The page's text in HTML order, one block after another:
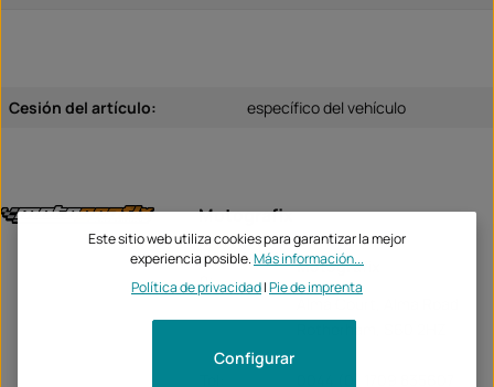
Cesión del artículo: específico del vehículo
Motografix
Unternehme
n:
Motografix
Rotherham, S60 2HZ
Este sitio web utiliza cookies para garantizar la mejor
experiencia posible.Más información...
Política de privacidad|Pie de imprenta
Configurar